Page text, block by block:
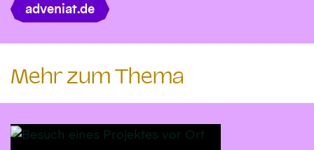
adveniat.de
Mehr zum Thema